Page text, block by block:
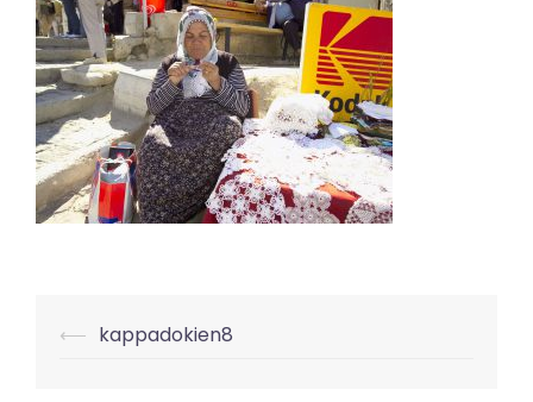
Beitrags-
⟵ kappadokien8